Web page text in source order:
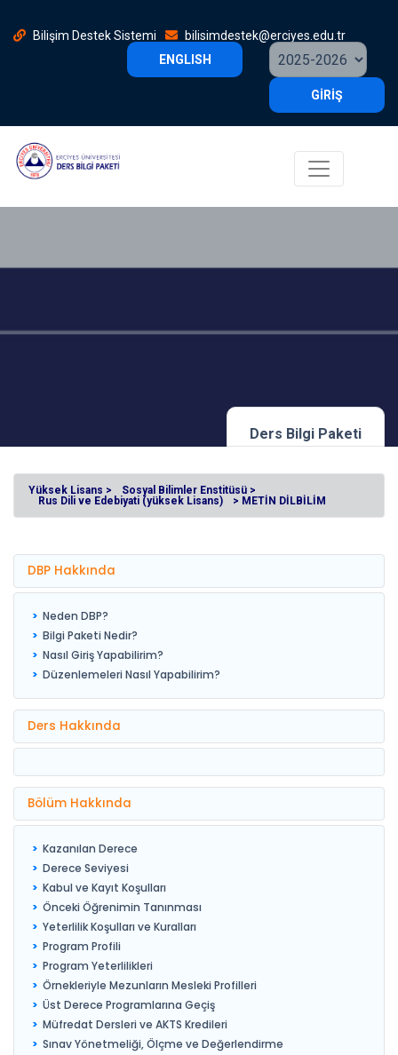
Bilişim Destek Sistemi
bilisimdestek@erciyes.edu.tr
ENGLISH
GİRİŞ
Ders Bilgi Paketi
Yüksek Lisans >
Sosyal Bilimler Enstitüsü >
Rus Dili ve Edebiyati (yüksek Lisans)
> METİN DİLBİLİM
DBP Hakkında
Neden DBP?
Bilgi Paketi Nedir?
Nasıl Giriş Yapabilirim?
Düzenlemeleri Nasıl Yapabilirim?
Ders Hakkında
Bölüm Hakkında
Kazanılan Derece
Derece Seviyesi
Kabul ve Kayıt Koşulları
Önceki Öğrenimin Tanınması
Yeterlilik Koşulları ve Kuralları
Program Profili
Program Yeterlilikleri
Örnekleriyle Mezunların Mesleki Profilleri
Üst Derece Programlarına Geçiş
Müfredat Dersleri ve AKTS Kredileri
Sınav Yönetmeliği, Ölçme ve Değerlendirme